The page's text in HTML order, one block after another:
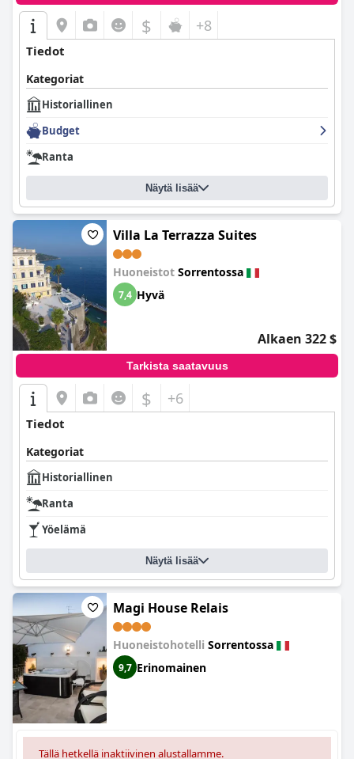
$ +8
Tiedot
Kategoriat
Historiallinen
Budget
Ranta
Näytä lisää
Villa La Terrazza Suites
Huoneistot Sorrentossa
7,4 Hyvä
Alkaen 322 $
Tarkista saatavuus
$ +6
Tiedot
Kategoriat
Historiallinen
Ranta
Yöelämä
Näytä lisää
Magi House Relais
Huoneistohotelli Sorrentossa
9,7 Erinomainen
Tällä hetkellä inaktiivinen alustallamme.